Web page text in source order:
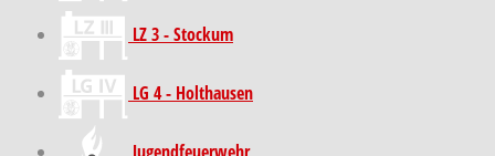
LZ 3 - Stockum
LG 4 - Holthausen